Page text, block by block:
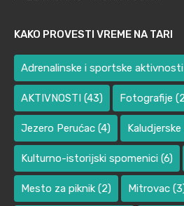
KAKO PROVESTI VREME NA TARI
Adrenalinske i sportske aktivnosti
AKTIVNOSTI (43) Fotografije
Jezero Perućac (4) Kaludjerske
Kulturno-istorijski spomenici (6)
Mesto za piknik (2) Mitrovac